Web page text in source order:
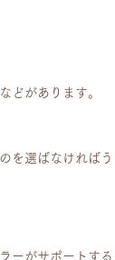
どがあります。
を選ばなければう
ーがサポートする